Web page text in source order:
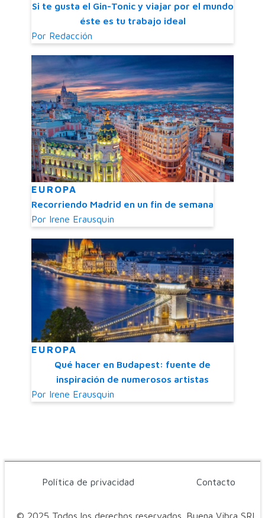
Si te gusta el Gin-Tonic y viajar por el mundo
éste es tu trabajo ideal
Por Redacción
EUROPA
Recorriendo Madrid en un fin de semana
Por Irene Erausquin
EUROPA
Qué hacer en Budapest: fuente de
inspiración de numerosos artistas
Por Irene Erausquin
Política de privacidad Contacto